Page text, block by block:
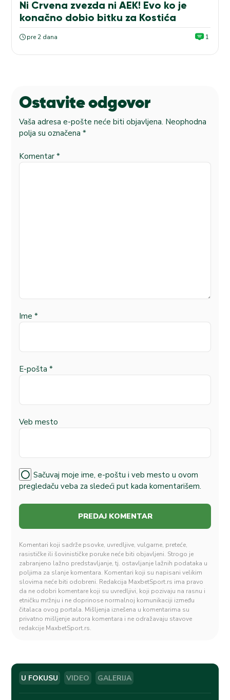
Ni Crvena zvezda ni AEK! Evo ko je
konačno dobio bitku za Kostića
pre 2 dana 1
Ostavite odgovor
Vaša adresa e-pošte neće biti objavljena. Neophodna
polja su označena *
Komentar *
Ime *
E-pošta *
Veb mesto
Sačuvaj moje ime, e-poštu i veb mesto u ovom
pregledaču veba za sledeći put kada komentarišem.
Komentari koji sadrže psovke, uvredljive, vulgarne, preteće,
rasističke ili šovinističke poruke neće biti objavljeni. Strogo je
zabranjeno lažno predstavljanje, tj. ostavljanje lažnih podataka u
poljima za slanje komentara. Komentari koji su napisani velikim
slovima neće biti odobreni. Redakcija MaxbetSport.rs ima pravo
da ne odobri komentare koji su uvredljivi, koji pozivaju na rasnu i
etničku mržnju i ne doprinose normalnoj komunikaciji između
čitalaca ovog portala. Mišljenja iznešena u komentarima su
privatno mišljenje autora komentara i ne odražavaju stavove
redakcije MaxbetSport.rs.
U FOKUSU VIDEO GALERIJA